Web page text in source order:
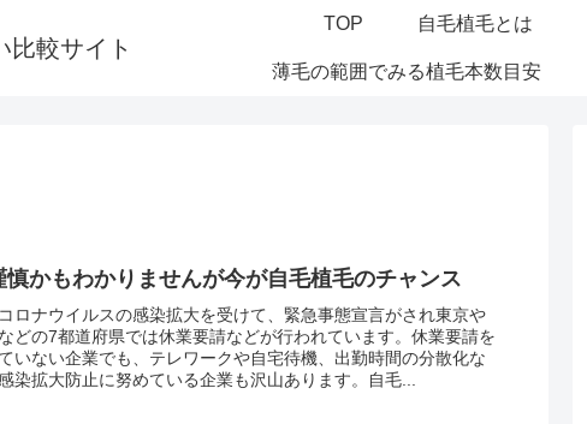
比較サイト
TOP 自毛植毛とは
薄毛の範囲でみる植毛本数目安
慎かもわかりませんが今が自毛植毛のチャンス
ロナウイルスの感染拡大を受けて、緊急事態宣言がされ東京や
どの7都道府県では休業要請などが行われています。休業要請を
いない企業でも、テレワークや自宅待機、出勤時間の分散化な
染拡大防止に努めている企業も沢山あります。自毛...